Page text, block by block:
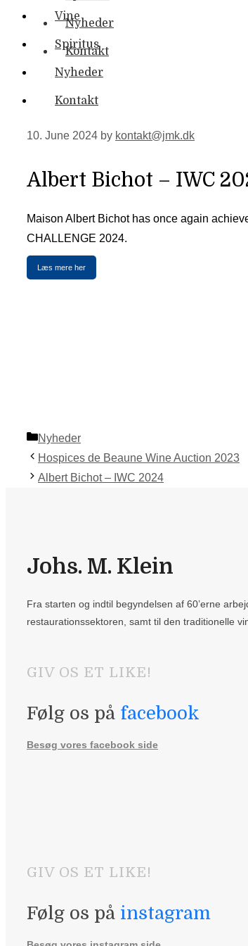
Nyheder
Kontakt
Vine
Spiritus
Nyheder
Kontakt
10. June 2024 by kontakt@jmk.dk
Albert Bichot – IWC
Maison Albert Bichot has once again
CHALLENGE 2024.
Læs mere her
Categories
Nyheder
Hospices de Beaune Wine Auction 2023
Albert Bichot – IWC 2024
Johs. M. Klein
Fra starten og indtil begyndelsen af 60’erne
restaurationssektoren, samt til den traditionelle
GIV OS ET LIKE!
Følg os på facebook
Besøg vores facebook side
GIV OS ET LIKE!
Følg os på instagram